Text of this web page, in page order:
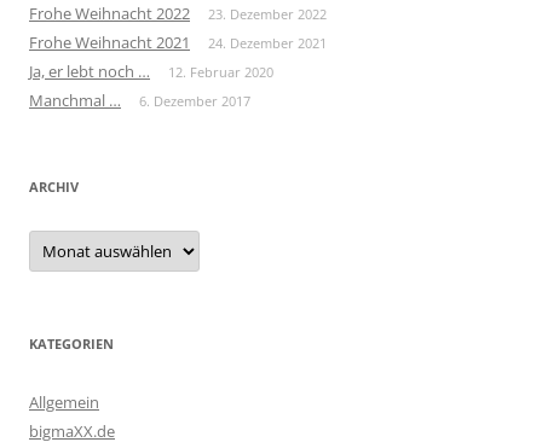
Frohe Weihnacht 2022 23. Dezember 2022
Frohe Weihnacht 2021 24. Dezember 2021
Ja, er lebt noch … 12. Februar 2020
Manchmal … 6. Dezember 2017
ARCHIV
Archiv
KATEGORIEN
Allgemein
bigmaXX.de